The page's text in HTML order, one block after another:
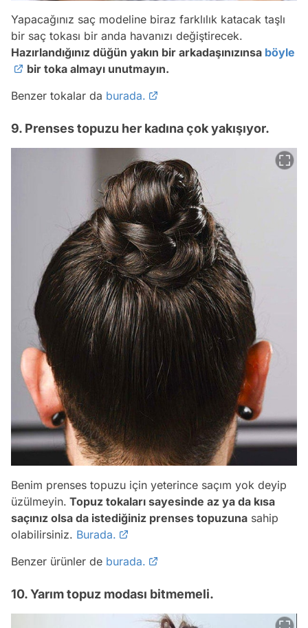
Yapacağınız saç modeline biraz farklılık katacak taşlı
bir saç tokası bir anda havanızı değiştirecek.
Hazırlandığınız düğün yakın bir arkadaşınızınsa böyle
bir toka almayı unutmayın.
Benzer tokalar da burada.
9. Prenses topuzu her kadına çok yakışıyor.
Benim prenses topuzu için yeterince saçım yok deyip
üzülmeyin. Topuz tokaları sayesinde az ya da kısa
saçınız olsa da istediğiniz prenses topuzuna sahip
olabilirsiniz. Burada.
Benzer ürünler de burada.
10. Yarım topuz modası bitmemeli.